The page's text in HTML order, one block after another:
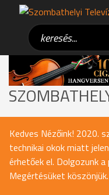
Kedves Nézőink! 2020.
technikai okok miatt
érhetőek el. Dolgozunk
Megértésüket köszönjük.